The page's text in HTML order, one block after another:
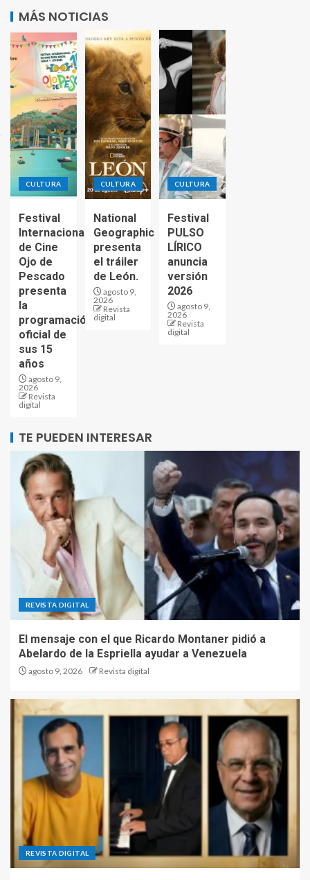
MÁS NOTICIAS
CULTURA
Festival
Internacional
de Cine
Ojo de
Pescado
presenta
la
programación
oficial de
sus 15
años
agosto 9,
2026
Revista
digital
CULTURA
National
Geographic
presenta
el tráiler
de León.
agosto 9,
2026
Revista
digital
CULTURA
Festival
PULSO
LÍRICO
anuncia
versión
2026
agosto 9,
2026
Revista
digital
TE PUEDEN INTERESAR
REVISTA DIGITAL
El mensaje con el que Ricardo Montaner pidió a
Abelardo de la Espriella ayudar a Venezuela
agosto 9, 2026 Revista digital
REVISTA DIGITAL